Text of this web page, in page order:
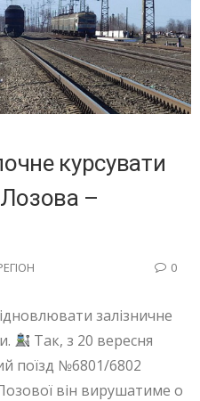
курсувати
–
0
залізничне
Так, з 20 вересня
поїзд №6801/6802
він вирушатиме о